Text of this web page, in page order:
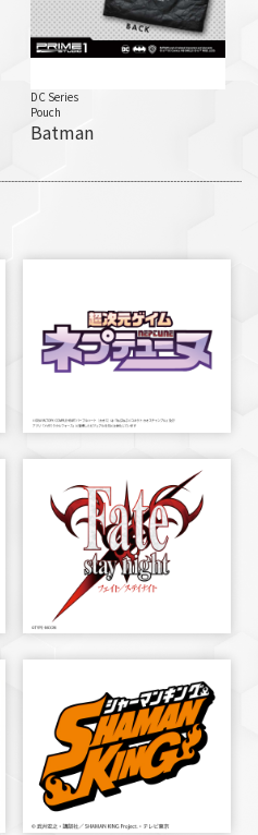
DC Series
Pouch
Batman